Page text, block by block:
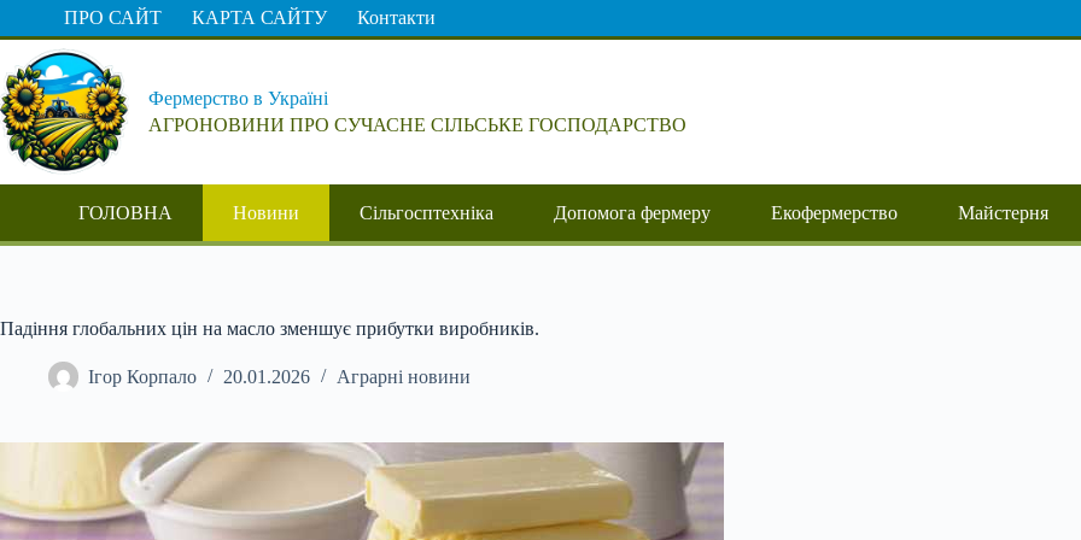
Перейти
вмісту
ПРО САЙТ КАРТА САЙТУ Контакти
Фермерство в Україні
АГРОНОВИНИ ПРО СУЧАСНЕ СІЛЬСЬКЕ ГОСПОДАРСТВО
ГОЛОВНА Новини Сільгосптехніка Допомога фермеру Екофермерство Майстерня
Падіння глобальних цін на масло зменшує прибутки виробників.
Ігор Корпало 20.01.2026 Аграрні новини